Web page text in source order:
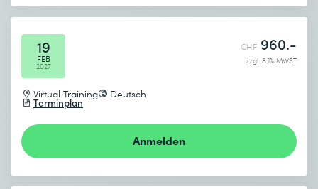
19
FEB
2027
Virtual Training Deutsch
Terminplan
CHF 960.-
zzgl. 8.1% MWST
Anmelden